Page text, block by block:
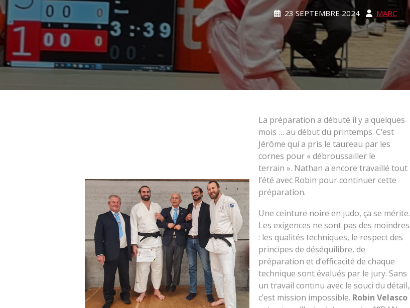
23 SEPTEMBRE 2024 MARC
La préparation a débuté il y a quelques
mois … au début du printemps. C’est
Jérôme qui a pris le taureau par les
cornes pour « débroussailler le
terrain ». Nathan a encore travaillé tout
l’été avec Robin pour continuer cette
préparation.
Une ceinture noire en judo, ça se mérite.
Les exigences ne sont pas des moindres
: les qualités techniques, le respect des
principes de déséquilibre, de
préparation et d’efficacité de chaque
technique sont évalués par le jury. Sans
un travail continu avec le souci du détail,
c’est mission impossible. Robin Velasco